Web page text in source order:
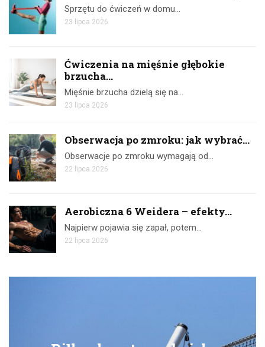
Sprzętu do ćwiczeń w domu…
23 lipca 2026
Ćwiczenia na mięśnie głębokie
brzucha...
Mięśnie brzucha dzielą się na…
23 lipca 2026
Obserwacja po zmroku: jak wybrać...
Obserwacje po zmroku wymagają od…
22 lipca 2026
Aerobiczna 6 Weidera – efekty...
Najpierw pojawia się zapał, potem…
22 lipca 2026